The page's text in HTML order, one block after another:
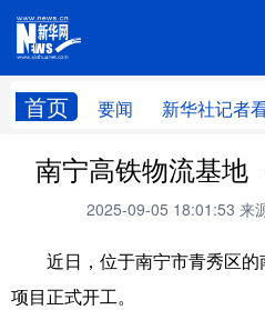
首页 要闻 新华社记者
网站
广西频道
要闻 新华社记者
图片新闻 壮美广西
南宁高铁物流基地
2025-09-05 18:01:53 来
近日，位于南宁市青秀区的
项目正式开工。